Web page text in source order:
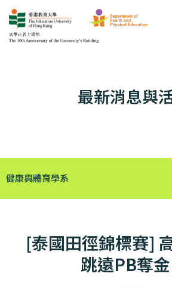
最新消息與
健康與體育學系
[泰國田徑錦標賽]
跳遠PB奪金